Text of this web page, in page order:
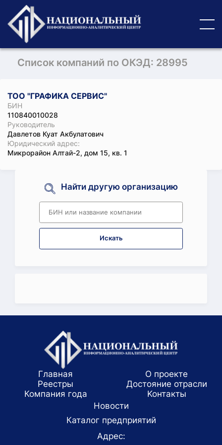
Список компаний по ОКЭД: 28995
ТОО "ГРАФИКА СЕРВИС"
БИН
110840010028
Руководитель
Давлетов Куат Акбулатович
Юридический адрес:
Микрорайон Алтай-2, дом 15, кв. 1
Найти другую организацию
Искать
Главная
О проекте
Реестры
Достояние отрасли
Компания года
Koнтaкты
Новости
Каталог предприятий
Адрес: